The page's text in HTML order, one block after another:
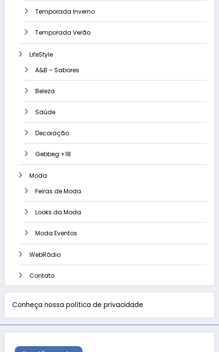
Temporada Inverno
Temporada Verão
LifeStyle
A&B – Sabores
Beleza
Saúde
Decoração
Gebbeg +18
Moda
Feiras de Moda
Looks da Moda
Moda Eventos
WebRádio
Contato
Conheça nossa política de privacidade